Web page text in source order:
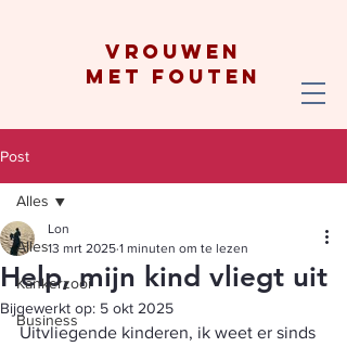
vrouwen
met fouten
Post
Alles
Kankerzooi
Business
Alles
Help, mijn kind vliegt uit
Lon
13 mrt 2025 1 minuten om te lezen
Bijgewerkt op: 5 okt 2025
Uitvliegende kinderen, ik weet er sinds